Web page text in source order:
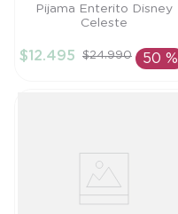
Talla
AÑADIR AL
Pijama Enterito Disney
Celeste
$12.495 $24.990 50 %